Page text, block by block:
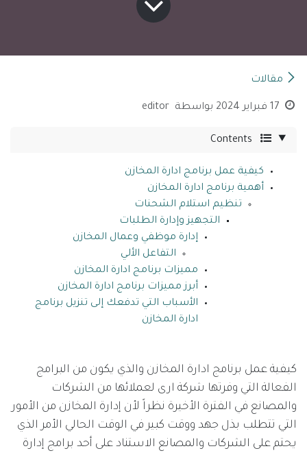
مقالات
17 فبراير 2024 بواسطة editor
Contents
كيفية عمل برنامج ادارة المخازن
أهمية برنامج ادارة المخازن
تنظيم استلام الشحنات
التجهيز وإدارة الطلبات
إدارة موظفي وعمال المخازن
التفاعل الألي
مميزات برنامج ادارة المخازن
أبرز مميزات برنامج ادارة المخازن
الأسباب التي تدفعك إلى تنزيل برنامج
ادارة المخازن
كيفية عمل برنامج ادارة المخازن والذي يكون من البرامج
الفعالة التي وفرتها شركة ارى لعملائها من الشركات
والمصانع في الفترة الأخيرة نظراً لأن إدارة المخازن من الأمور
التي تتطلب بذل جهد ووقت كبير في الوقت الحالي الأمر الذي
يحتم على الشركات والمصانع الاستناد على أحد برامج إدارة